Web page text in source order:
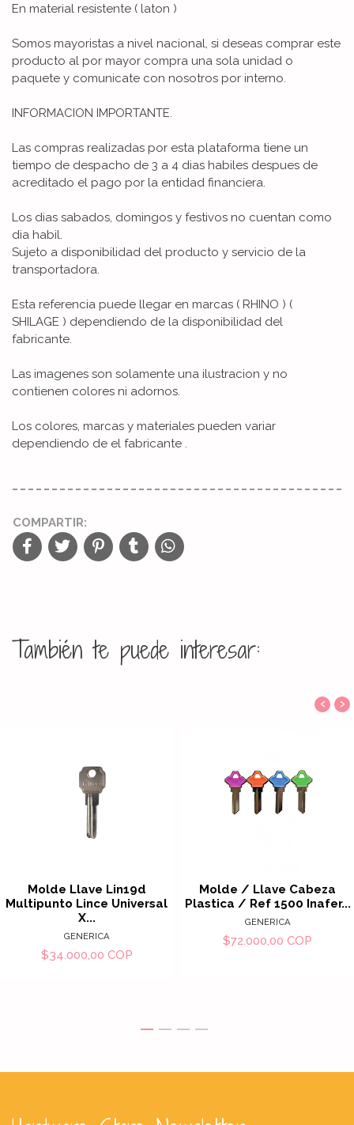
En material resistente ( laton )
Somos mayoristas a nivel nacional, si deseas comprar este
producto al por mayor compra una sola unidad o
paquete y comunicate con nosotros por interno.
INFORMACION IMPORTANTE.
Las compras realizadas por esta plataforma tiene un
tiempo de despacho de 3 a 4 dias habiles despues de
acreditado el pago por la entidad financiera.
Los dias sabados, domingos y festivos no cuentan como
dia habil.
Sujeto a disponibilidad del producto y servicio de la
transportadora.
Esta referencia puede llegar en marcas ( RHINO ) (
SHILAGE ) dependiendo de la disponibilidad del
fabricante.
Las imagenes son solamente una ilustracion y no
contienen colores ni adornos.
Los colores, marcas y materiales pueden variar
dependiendo de el fabricante .
COMPARTIR:
También te puede interesar:
Molde Llave Lin19d
Multipunto Lince Universal
X...
GENERICA
$34.000,00 COP
Molde / Llave Cabeza
Plastica / Ref 1500 Inafer...
GENERICA
$72.000,00 COP
‹ ›